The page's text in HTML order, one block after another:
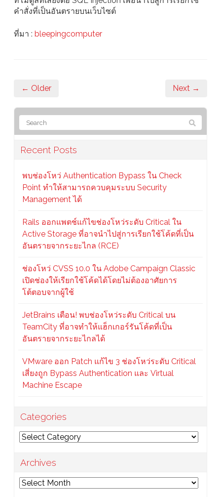
คำสั่งที่เป็นอันตรายบนเว็บไซต์
ที่มา : bleepingcomputer
← Older Next →
Recent Posts
พบช่องโหว่ Authentication Bypass ใน Check
Point ทำให้สามารถควบคุมระบบ Security
Management ได้
Rails ออกแพตช์แก้ไขช่องโหว่ระดับ Critical ใน
Active Storage ที่อาจนำไปสู่การเรียกใช้โค้ดที่เป็น
อันตรายจากระยะไกล (RCE)
ช่องโหว่ CVSS 10.0 ใน Adobe Campaign Classic
เปิดช่องให้เรียกใช้โค้ดได้โดยไม่ต้องอาศัยการ
โต้ตอบจากผู้ใช้
JetBrains เตือน! พบช่องโหว่ระดับ Critical บน
TeamCity ที่อาจทำให้แฮ็กเกอร์รันโค้ดที่เป็น
อันตรายจากระยะไกลได้
VMware ออก Patch แก้ไข 3 ช่องโหว่ระดับ Critical
เสี่ยงถูก Bypass Authentication และ Virtual
Machine Escape
Categories
Categories
Archives
Archives